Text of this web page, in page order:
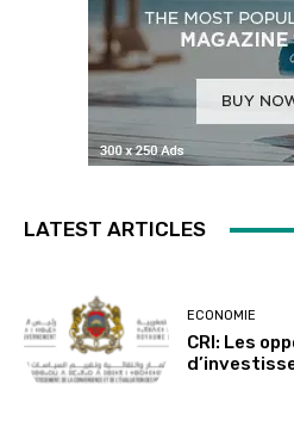
LATEST ARTICLES
ECONOMIE
CRI: Les